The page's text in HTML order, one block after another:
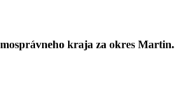
kraja za okres Martin.